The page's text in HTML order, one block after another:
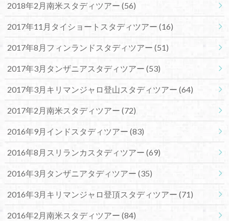
2018年2月南米スタディツアー (56)
2017年11月タイショートスタディツアー (16)
2017年8月フィンランドスタディツアー (51)
2017年3月タンザニアスタディツアー (53)
2017年3月キリマンジャロ登山スタディツアー (64)
2017年2月南米スタディツアー (72)
2016年9月インドスタディツアー (83)
2016年8月スリランカスタディツアー (69)
2016年3月タンザニアタディツアー (35)
2016年3月キリマンジャロ登頂スタディツアー (71)
2016年2月南米スタディツアー (84)